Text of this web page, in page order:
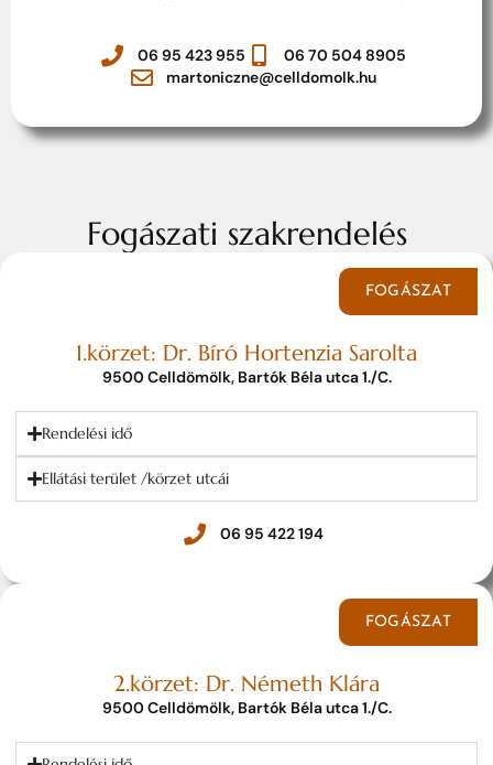
06 95 423 955
06 70 504 8905
martoniczne@celldomolk.hu
Fogászati szakrendelés
FOGÁSZAT
1.körzet: Dr. Bíró Hortenzia Sarolta
9500 Celldömölk, Bartók Béla utca 1./C.
Rendelési idő
Ellátási terület /körzet utcái
06 95 422 194
FOGÁSZAT
2.körzet: Dr. Németh Klára
9500 Celldömölk, Bartók Béla utca 1./C.